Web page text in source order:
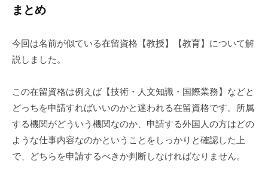
まとめ
今回は名前が似ている在留資格【教授】【教育】について解
説しました。
この在留資格は例えば【技術・人文知識・国際業務】などと
どっちを申請すればいいのかと迷われる在留資格です。所属
する機関がどういう機関なのか、申請する外国人の方はどの
ような仕事内容なのかということをしっかりと確認した上
で、どちらを申請するべきか判断しなければなりません。